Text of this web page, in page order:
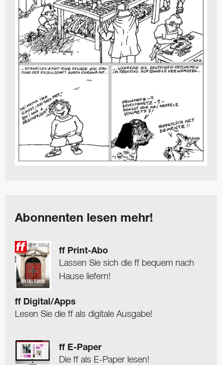
Abonnenten lesen mehr!
ff Print-Abo
Lassen Sie sich die ff bequem nach
Hause liefern!
ff Digital/Apps
Lesen Sie die ff als digitale Ausgabe!
ff E-Paper
Die ff als E-Paper lesen!